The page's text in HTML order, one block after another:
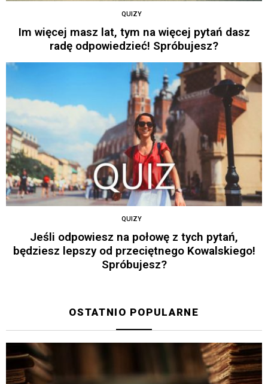
QUIZY
Im więcej masz lat, tym na więcej pytań dasz
radę odpowiedzieć! Spróbujesz?
QUIZY
Jeśli odpowiesz na połowę z tych pytań,
będziesz lepszy od przeciętnego Kowalskiego!
Spróbujesz?
OSTATNIO POPULARNE